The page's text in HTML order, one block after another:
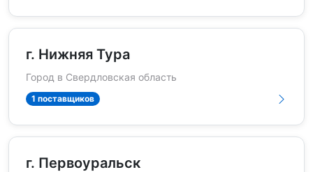
г. Нижняя Тура
Город в Свердловская область
1 поставщиков
г. Первоуральск